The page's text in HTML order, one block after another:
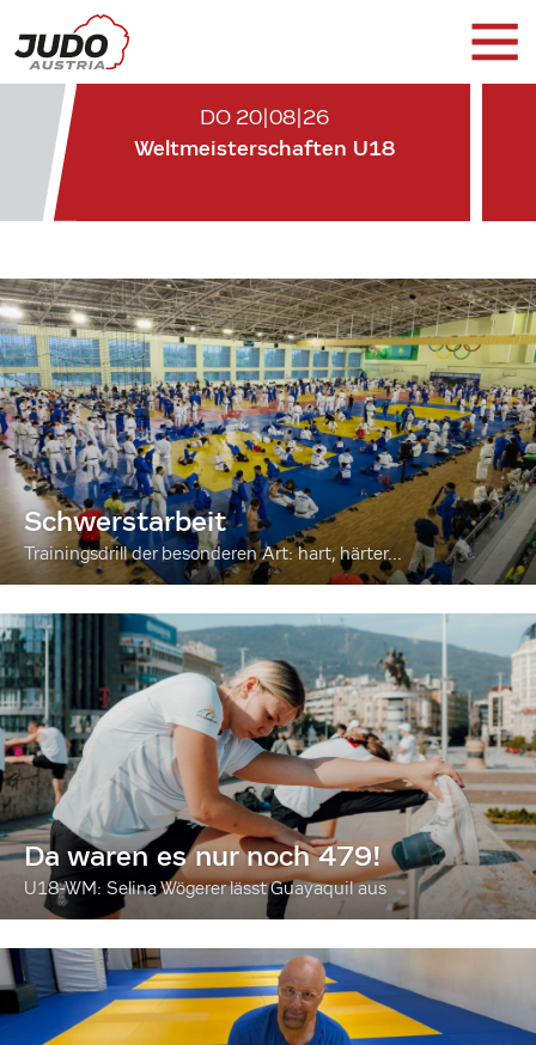
DO 20|08|26
Weltmeisterschaften U18
Schwerstarbeit
Trainingsdrill der besonderen Art: hart, härter...
Da waren es nur noch 479!
U18-WM: Selina Wögerer lässt Guayaquil aus